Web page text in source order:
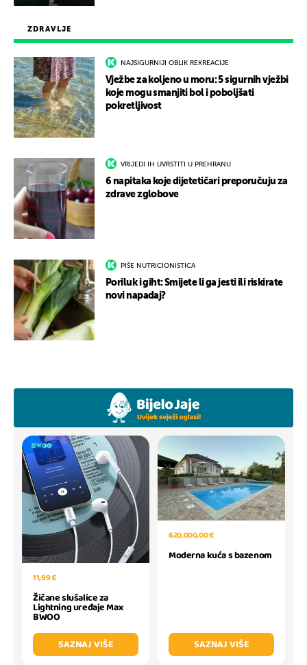
ZDRAVLJE
NAJSIGURNIJI OBLIK REKREACIJE
Vježbe za koljeno u moru: 5 sigurnih vježbi
koje mogu smanjiti bol i poboljšati
pokretljivost
VRIJEDI IH UVRSTITI U PREHRANU
6 napitaka koje dijetetičari preporučuju za
zdrave zglobove
PIŠE NUTRICIONISTICA
Poriluk i giht: Smijete li ga jesti ili riskirate
novi napadaj?
11,99 €
Žičane slušalice za
Lightning uređaje Max
BWOO
SAZNAJ VIŠE
620.000,00 €
Moderna kuća s bazenom
SAZNAJ VIŠE